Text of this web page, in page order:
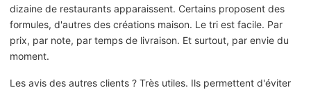
dizaine de restaurants apparaissent. Certains proposent des
formules, d'autres des créations maison. Le tri est facile. Par
prix, par note, par temps de livraison. Et surtout, par envie du
moment.
Les avis des autres clients ? Très utiles. Ils permettent d'éviter